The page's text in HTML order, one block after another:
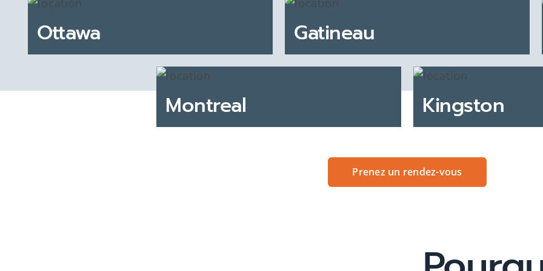
Ottawa Gatineau
Montreal Kingston
Prenez un rendez-vous